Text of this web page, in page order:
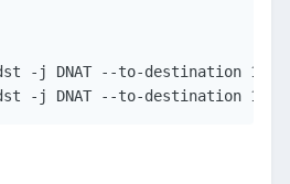
-j DNAT --to-destination